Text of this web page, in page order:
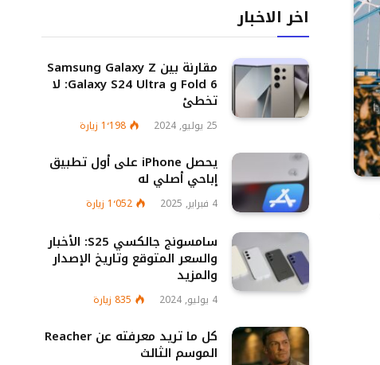
اخر الاخبار
مقارنة بين Samsung Galaxy Z
Fold 6 و Galaxy S24 Ultra: لا
تخطئ
25 يوليو, 2024 1٬198 زيارة
يحصل iPhone على أول تطبيق
إباحي أصلي له
4 فبراير, 2025 1٬052 زيارة
سامسونج جالكسي S25: الأخبار
والسعر المتوقع وتاريخ الإصدار
والمزيد
4 يوليو, 2024 835 زيارة
كل ما تريد معرفته عن Reacher
الموسم الثالث